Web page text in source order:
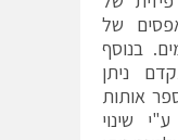
של
בנוסף
ניתן
אותות
שינוי